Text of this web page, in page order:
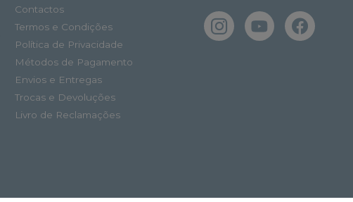
Contactos
Termos e Condições
Política de Privacidade
Métodos de Pagamento
Envios e Entregas
Trocas e Devoluções
Livro de Reclamações